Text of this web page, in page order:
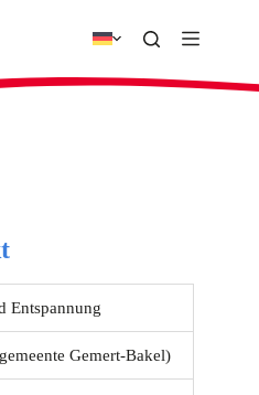
Entspannung
Gemert-Bakel)